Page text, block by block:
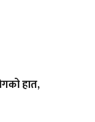
हात,